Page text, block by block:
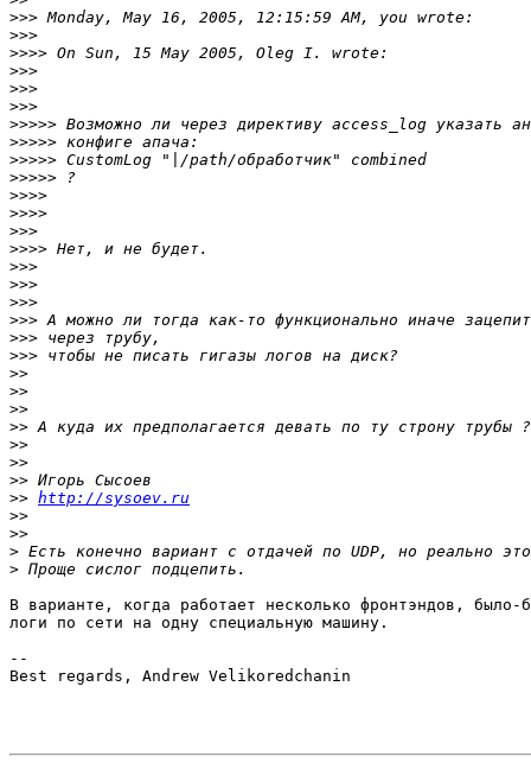
>>>
>>>
>>>>
>>>
>>>
>>>
>>>>>
>>>>>
>>>>>
>>>>>
>>>>
>>>>
>>>
>>>>
>>>
>>>
>>>
>>>
>>>
>>>
>>
>>
>>
>>
>>
>>
>>
>> http://sysoev.ru
>>
>>
>
>
В варианте, когда работает несколько фронтэндов,
логи по сети на одну специальную машину.
--
Best regards, Andrew Velikoredchanin